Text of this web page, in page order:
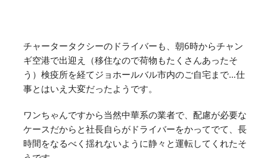
チャータータクシーのドライバーも、朝6時からチャン
ギ空港で出迎え（移住なので荷物もたくさんあったそ
う）検疫所を経てジョホールバル市内のご自宅まで…仕
事とはいえ大変だったようです。
ワンちゃんですから当然中華系の業者で、配慮が必要な
ケースだからと社長自らがドライバーをかってでて、長
時間をなるべく揺れないように静々と運転してくれたそ